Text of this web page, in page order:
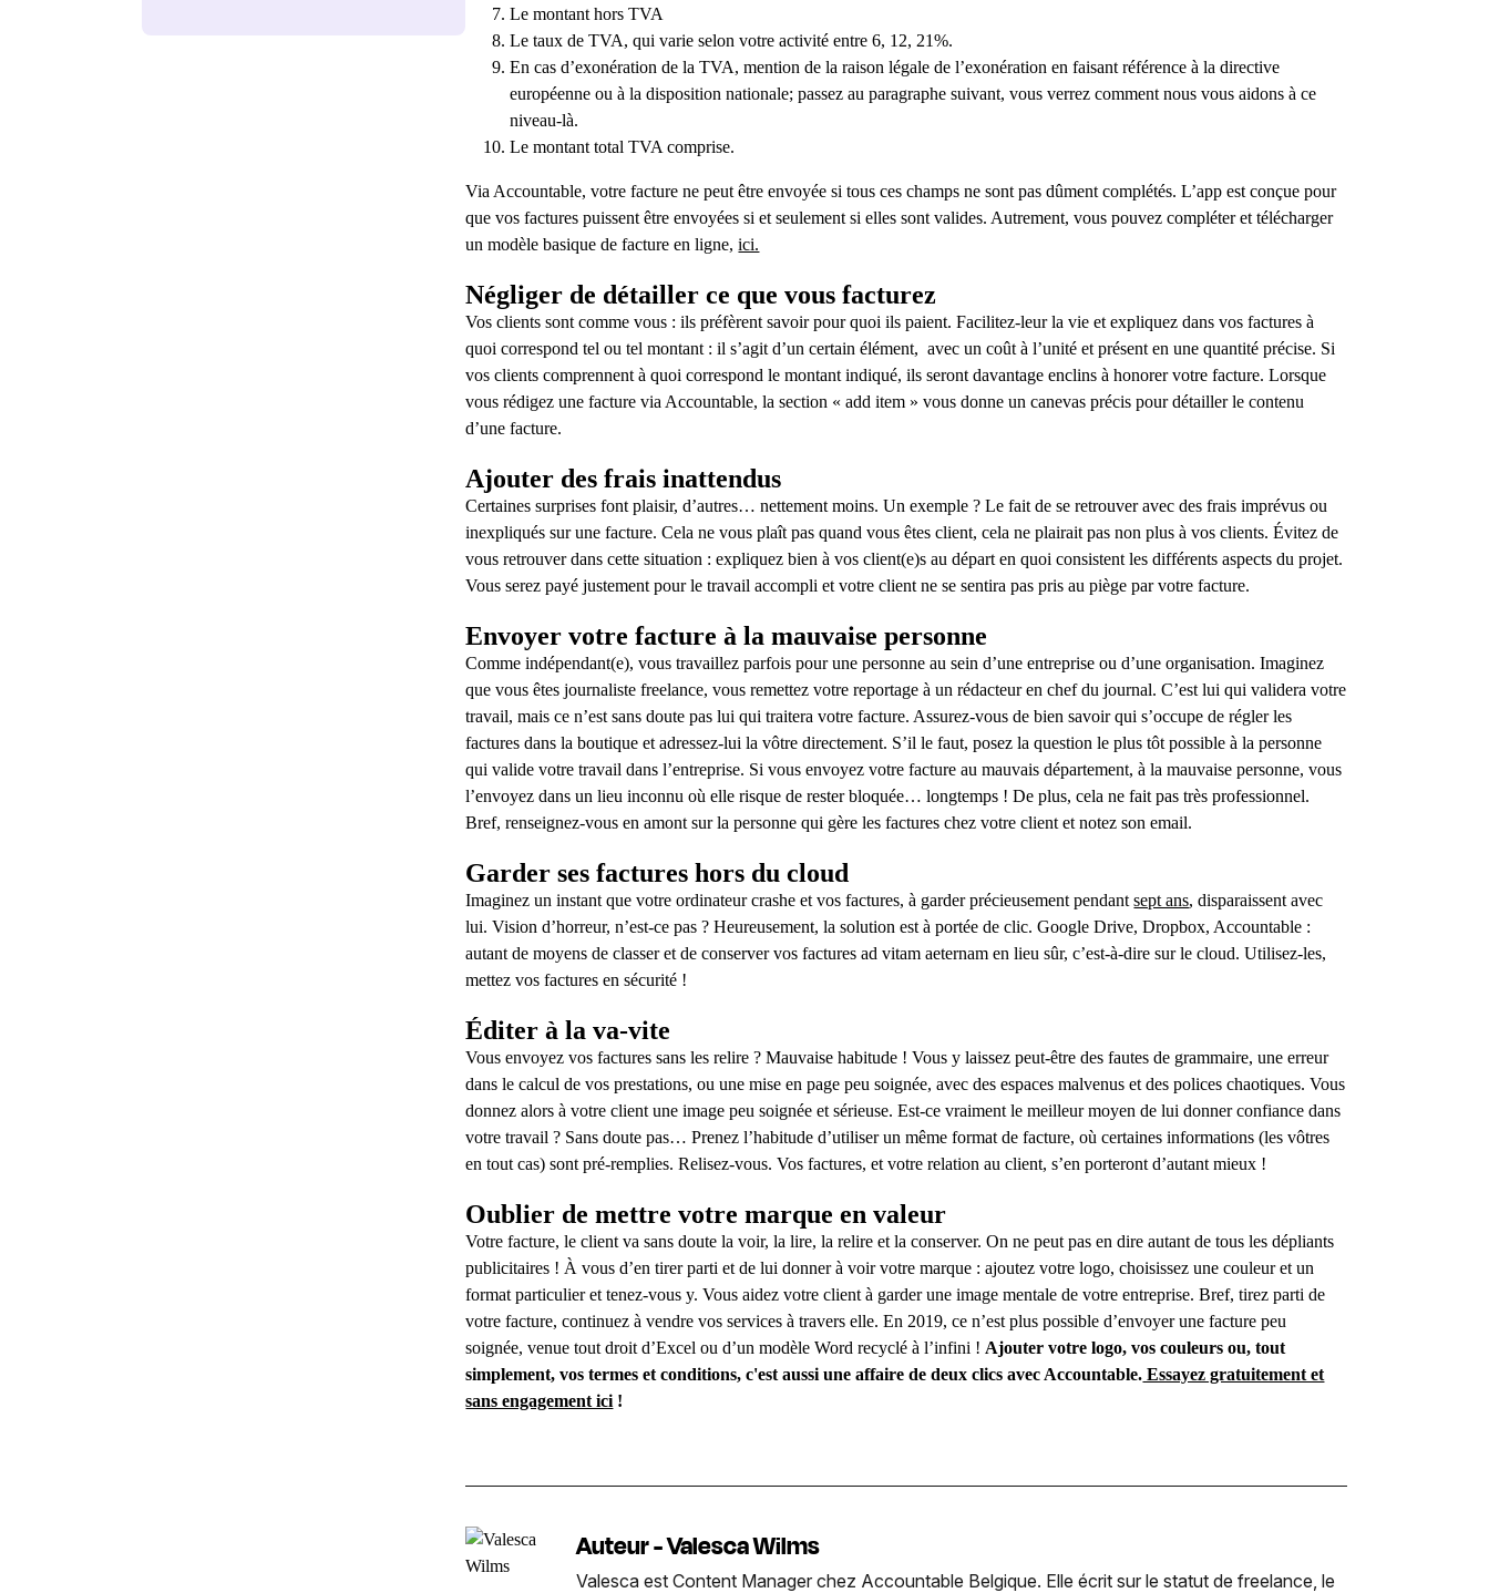
Le montant hors TVA
Le taux de TVA, qui varie selon votre activité entre 6, 12, 21%.
En cas d’exonération de la TVA, mention de la raison légale de l’exonération en faisant référence à la directive
européenne ou à la disposition nationale; passez au paragraphe suivant, vous verrez comment nous vous aidons à ce
niveau-là.
Le montant total TVA comprise.
Via Accountable, votre facture ne peut être envoyée si tous ces champs ne sont pas dûment complétés. L’app est conçue pour
que vos factures puissent être envoyées si et seulement si elles sont valides. Autrement, vous pouvez compléter et télécharger
un modèle basique de facture en ligne,ici.
Négliger de détailler ce que vous facturez
Vos clients sont comme vous : ils préfèrent savoir pour quoi ils paient. Facilitez-leur la vie et expliquez dans vos factures à
quoi correspond tel ou tel montant : il s’agit d’un certain élément, avec un coût à l’unité et présent en une quantité précise. Si
vos clients comprennent à quoi correspond le montant indiqué, ils seront davantage enclins à honorer votre facture. Lorsque
vous rédigez une facture via Accountable, la section « add item » vous donne un canevas précis pour détailler le contenu
d’une facture.
Ajouter des frais inattendus
Certaines surprises font plaisir, d’autres… nettement moins. Un exemple ? Le fait de se retrouver avec des frais imprévus ou
inexpliqués sur une facture. Cela ne vous plaît pas quand vous êtes client, cela ne plairait pas non plus à vos clients. Évitez de
vous retrouver dans cette situation : expliquez bien à vos client(e)s au départ en quoi consistent les différents aspects du projet.
Vous serez payé justement pour le travail accompli et votre client ne se sentira pas pris au piège par votre facture.
Envoyer votre facture à la mauvaise personne
Comme indépendant(e), vous travaillez parfois pour une personne au sein d’une entreprise ou d’une organisation. Imaginez
que vous êtes journaliste freelance, vous remettez votre reportage à un rédacteur en chef du journal. C’est lui qui validera votre
travail, mais ce n’est sans doute pas lui qui traitera votre facture. Assurez-vous de bien savoir qui s’occupe de régler les
factures dans la boutique et adressez-lui la vôtre directement. S’il le faut, posez la question le plus tôt possible à la personne
qui valide votre travail dans l’entreprise. Si vous envoyez votre facture au mauvais département, à la mauvaise personne, vous
l’envoyez dans un lieu inconnu où elle risque de rester bloquée… longtemps ! De plus, cela ne fait pas très professionnel.
Bref, renseignez-vous en amont sur la personne qui gère les factures chez votre client et notez son email.
Garder ses factures hors du cloud
Imaginez un instant que votre ordinateur crashe et vos factures, à garder précieusement pendantsept ans, disparaissent avec
lui. Vision d’horreur, n’est-ce pas ? Heureusement, la solution est à portée de clic. Google Drive, Dropbox, Accountable :
autant de moyens de classer et de conserver vos factures ad vitam aeternam en lieu sûr, c’est-à-dire sur le cloud. Utilisez-les,
mettez vos factures en sécurité !
Éditer à la va-vite
Vous envoyez vos factures sans les relire ? Mauvaise habitude ! Vous y laissez peut-être des fautes de grammaire, une erreur
dans le calcul de vos prestations, ou une mise en page peu soignée, avec des espaces malvenus et des polices chaotiques. Vous
donnez alors à votre client une image peu soignée et sérieuse. Est-ce vraiment le meilleur moyen de lui donner confiance dans
votre travail ? Sans doute pas… Prenez l’habitude d’utiliser un même format de facture, où certaines informations (les vôtres
en tout cas) sont pré-remplies. Relisez-vous. Vos factures, et votre relation au client, s’en porteront d’autant mieux !
Oublier de mettre votre marque en valeur
Votre facture, le client va sans doute la voir, la lire, la relire et la conserver. On ne peut pas en dire autant de tous les dépliants
publicitaires ! À vous d’en tirer parti et de lui donner à voir votre marque : ajoutez votre logo, choisissez une couleur et un
format particulier et tenez-vous y. Vous aidez votre client à garder une image mentale de votre entreprise. Bref, tirez parti de
votre facture, continuez à vendre vos services à travers elle. En 2019, ce n’est plus possible d’envoyer une facture peu
soignée, venue tout droit d’Excel ou d’un modèle Word recyclé à l’infini ! Ajouter votre logo, vos couleurs ou, tout
simplement, vos termes et conditions, c'est aussi une affaire de deux clics avec Accountable. Essayez gratuitement et
sans engagement ici !
Auteur - Valesca Wilms
Valesca est Content Manager chez Accountable Belgique. Elle écrit sur le statut de freelance, le